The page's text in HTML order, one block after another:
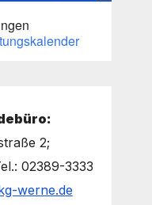
2;
02389-3333
werne.de